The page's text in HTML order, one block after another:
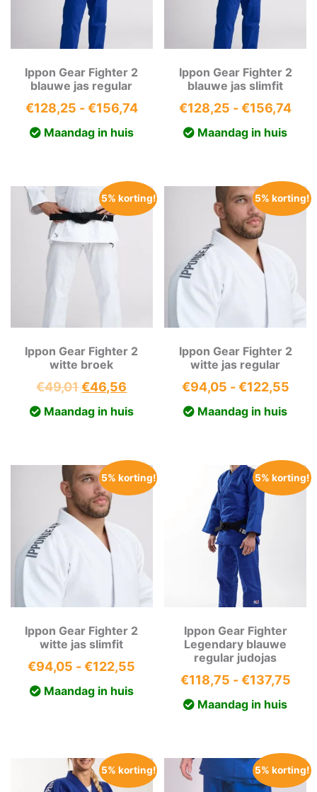
Ippon Gear Fighter 2
blauwe jas regular
€128,25 -€156,74Prijsklasse:
€128,25
Maandag in huis
Ippon Gear Fighter 2
blauwe jas slimfit
€128,25 -€156,74
Maandag in huis
5% korting!
Ippon Gear Fighter 2
witte broek
€49,01Oorspronkelijke
prijs
€46,56
prijs
Maandag in huis
5% korting!
Ippon Gear Fighter 2
witte jas regular
€94,05 - €122,55
Maandag in huis
5% korting!
Ippon Gear Fighter 2
witte jas slimfit
€94,05 - €122,55 Prijsklasse:
Maandag in huis
5% korting!
Ippon Gear Fighter
Legendary blauwe
regular judojas
€118,75 - €137,75
Maandag in huis
5% korting! 5% korting!